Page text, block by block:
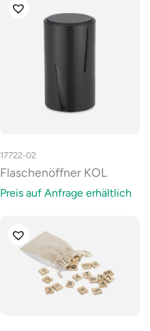
17722-02
Flaschenöffner KOL
Preis auf Anfrage erhältlich